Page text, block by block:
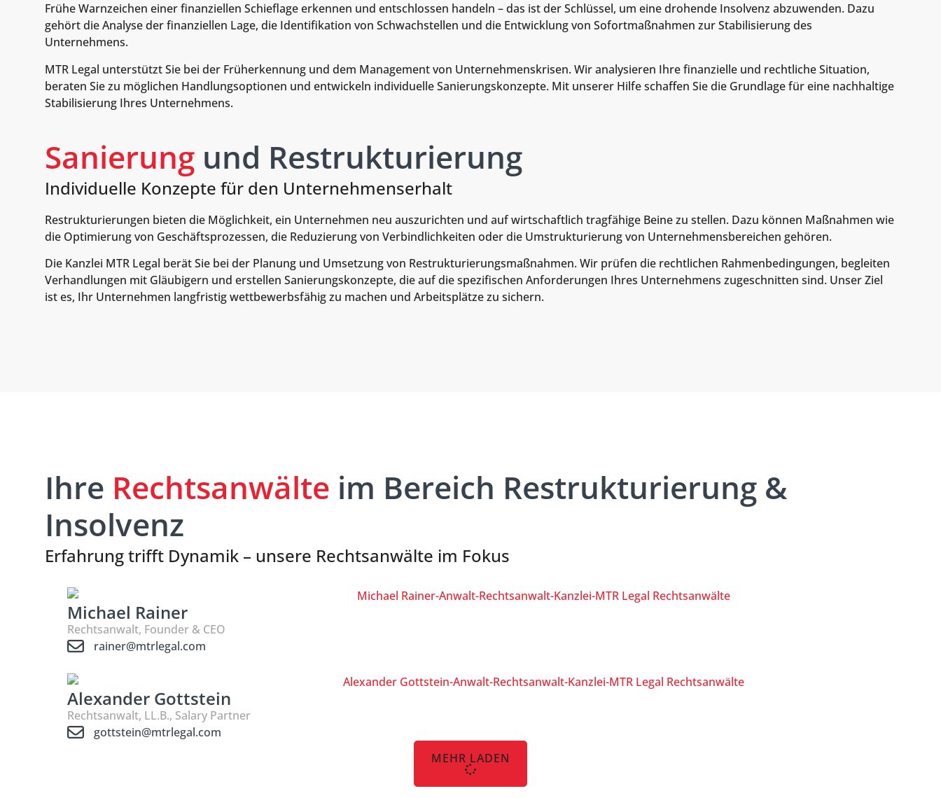
Frühe Warnzeichen einer finanziellen Schieflage erkennen und entschlossen handeln – das ist der Schlüssel, um eine drohende Insolvenz abzuwenden. Dazu
gehört die Analyse der finanziellen Lage, die Identifikation von Schwachstellen und die Entwicklung von Sofortmaßnahmen zur Stabilisierung des
Unternehmens.
MTR Legal unterstützt Sie bei der Früherkennung und dem Management von Unternehmenskrisen. Wir analysieren Ihre finanzielle und rechtliche Situation,
beraten Sie zu möglichen Handlungsoptionen und entwickeln individuelle Sanierungskonzepte. Mit unserer Hilfe schaffen Sie die Grundlage für eine nachhaltige
Stabilisierung Ihres Unternehmens.
Sanierung und Restrukturierung
Individuelle Konzepte für den Unternehmenserhalt
Restrukturierungen bieten die Möglichkeit, ein Unternehmen neu auszurichten und auf wirtschaftlich tragfähige Beine zu stellen. Dazu können Maßnahmen wie
die Optimierung von Geschäftsprozessen, die Reduzierung von Verbindlichkeiten oder die Umstrukturierung von Unternehmensbereichen gehören.
Die Kanzlei MTR Legal berät Sie bei der Planung und Umsetzung von Restrukturierungsmaßnahmen. Wir prüfen die rechtlichen Rahmenbedingungen, begleiten
Verhandlungen mit Gläubigern und erstellen Sanierungskonzepte, die auf die spezifischen Anforderungen Ihres Unternehmens zugeschnitten sind. Unser Ziel
ist es, Ihr Unternehmen langfristig wettbewerbsfähig zu machen und Arbeitsplätze zu sichern.
Ihre Rechtsanwälte im Bereich Restrukturierung &
Insolvenz
Erfahrung trifft Dynamik – unsere Rechtsanwälte im Fokus
Michael Rainer
Rechtsanwalt, Founder & CEO
rainer@mtrlegal.com
Alexander Gottstein
Rechtsanwalt, LL.B., Salary Partner
gottstein@mtrlegal.com
MEHR LADEN